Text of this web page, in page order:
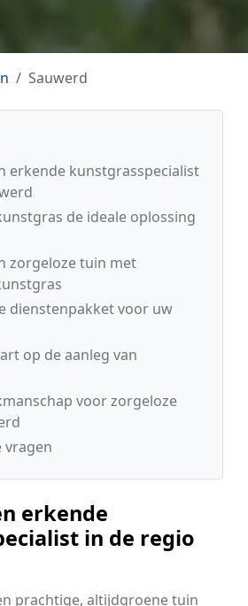
Sauwerd
erkende kunstgrasspecialist
de ideale oplossing
zorgeloze tuin met
dienstenpakket voor uw
op de aanleg van
voor zorgeloze
vragen
erkende
in de regio
prachtige, altijdgroene tuin